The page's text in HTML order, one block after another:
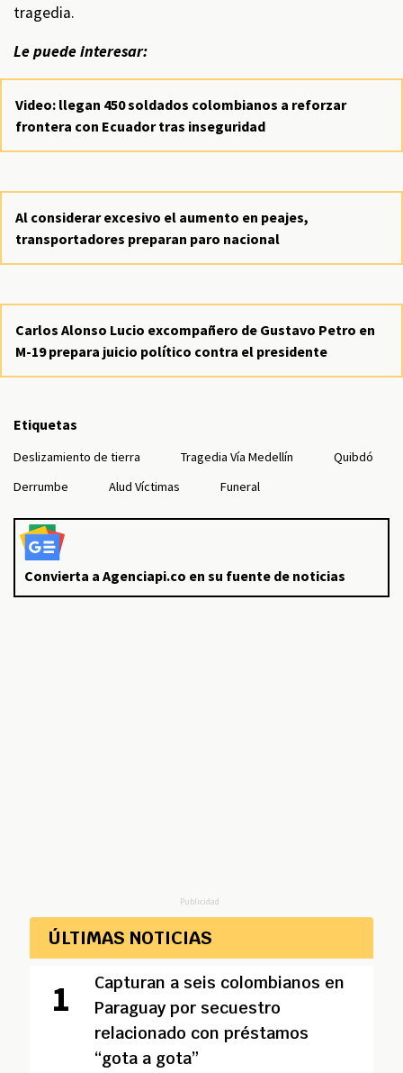
tragedia.
Le puede interesar:
Video: llegan 450 soldados colombianos a reforzar
frontera con Ecuador tras inseguridad
Al considerar excesivo el aumento en peajes,
transportadores preparan paro nacional
Carlos Alonso Lucio excompañero de Gustavo Petro en
M-19 prepara juicio político contra el presidente
Etiquetas
Deslizamiento de tierra Tragedia Vía Medellín
Quibdó
Derrumbe
Alud Víctimas Funeral
Convierta a Agenciapi.co en su fuente de noticias
Publicidad
ÚLTIMAS NOTICIAS
Capturan a seis colombianos en
Paraguay por secuestro
relacionado con préstamos
“gota a gota”